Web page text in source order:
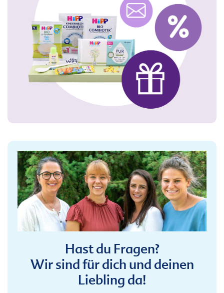
Hast du Fragen?
Wir sind für dich und deinen
Liebling da!